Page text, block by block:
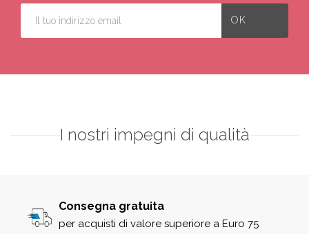
I nostri impegni di qualità
Consegna gratuita
per acquisti di valore superiore a Euro 75